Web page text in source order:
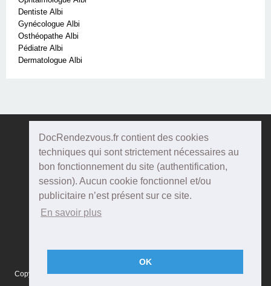
DocRendezvous.fr contient des cookies
techniques qui sont strictement nécessaires au
bon fonctionnement du site (authentification,
session). Aucun cookie fonctionnel et/ou
publicitaire n’est présent sur ce site.
En savoir plus
OK
Dentiste Albi
Gynécologue Albi
Osthéopathe Albi
Pédiatre Albi
Dermatologue Albi
DocRendezvous
Qui sommes-nous ?
Conditions Générales d'utilisation
Copyright © 2015 DOCRENDEZVOUS, tous droits réservés - CFTS 44 rue